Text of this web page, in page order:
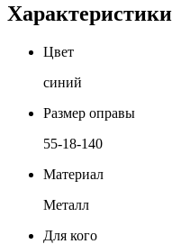
Характеристики
Цвет
синий
Размер оправы
55-18-140
Материал
Металл
Для кого